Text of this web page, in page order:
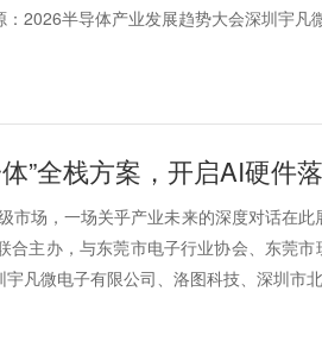
2026半导体产业发展趋势大会深圳宇凡
”全栈方案，开启AI硬件
市场，一场关乎产业未来的深度对话在
主办，与东莞市电子行业协会、东莞
凡微电子有限公司、洛图科技、深圳市